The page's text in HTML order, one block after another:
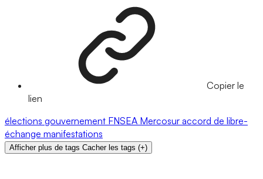
Copier le
lien
élections gouvernement FNSEA Mercosur accord de libre-
échange manifestations
Afficher plus de tags Cacher les tags (+)